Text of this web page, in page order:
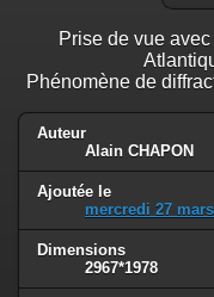
Prise de vue
Phénomène de
Auteur
Alain CHAPON
Ajoutée le
mercredi 27
Dimensions
2967*1978